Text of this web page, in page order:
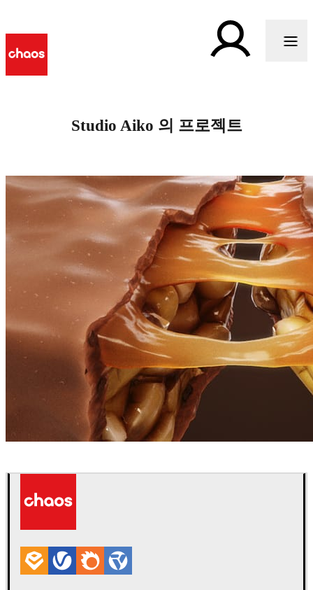
Studio Aiko 의 프로젝트